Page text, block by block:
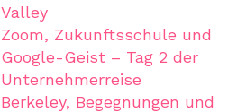
Valley
Zoom, Zukunftsschule und
Google-Geist – Tag 2 der
Unternehmerreise
Berkeley, Begegnungen und